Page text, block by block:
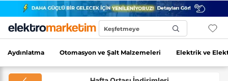
Keşfetmeye
Aydınlatma Otomasyon ve Şalt Malzemeleri Elektrik ve